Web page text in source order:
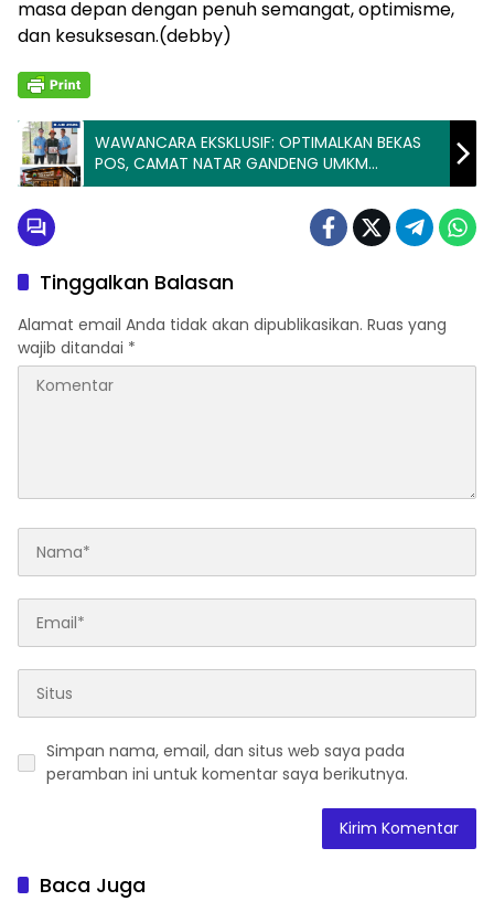
masa depan dengan penuh semangat, optimisme,
dan kesuksesan.(debby)
WAWANCARA EKSKLUSIF: OPTIMALKAN BEKAS
POS, CAMAT NATAR GANDENG UMKM
WUJUDKAN GERAI PRODUK UNGGULAN
Tinggalkan Balasan
Alamat email Anda tidak akan dipublikasikan. Ruas yang
wajib ditandai *
Simpan nama, email, dan situs web saya pada
peramban ini untuk komentar saya berikutnya.
Baca Juga